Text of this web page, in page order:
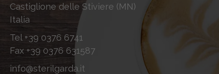
Castiglione delle Stiviere (MN)
Italia
Tel +39 0376 6741
Fax +39 0376 631587
info@sterilgarda.it